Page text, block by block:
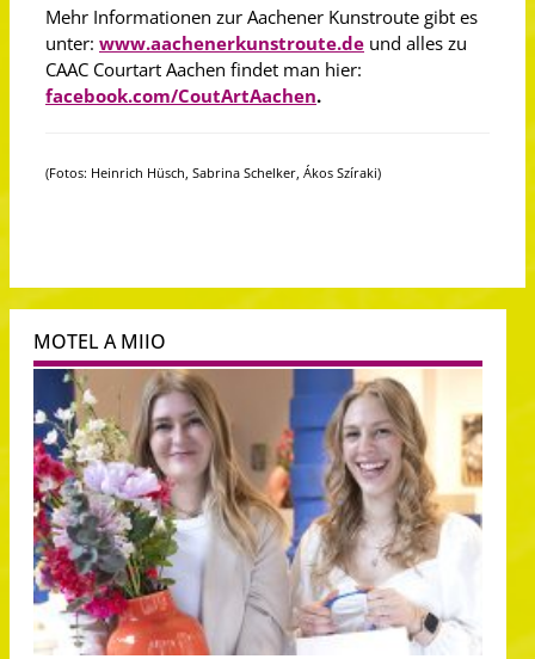
Mehr Informationen zur Aachener Kunstroute gibt es
unter: www.aachenerkunstroute.de und alles zu
CAAC Courtart Aachen findet man hier:
facebook.com/CoutArtAachen.
(Fotos: Heinrich Hüsch, Sabrina Schelker, Ákos Szíraki)
MOTEL A MIIO